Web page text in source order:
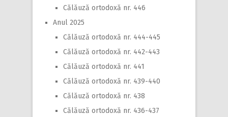
Călăuză ortodoxă nr. 446
Anul 2025
Călăuză ortodoxă nr. 444-445
Călăuză ortodoxă nr. 442-443
Călăuză ortodoxă nr. 441
Călăuză ortodoxă nr. 439-440
Călăuză ortodoxă nr. 438
Călăuză ortodoxă nr. 436-437